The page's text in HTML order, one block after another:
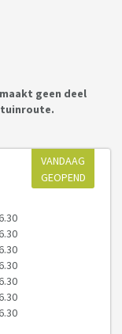
geen deel
tuinroute.
VANDAAG
GEOPEND